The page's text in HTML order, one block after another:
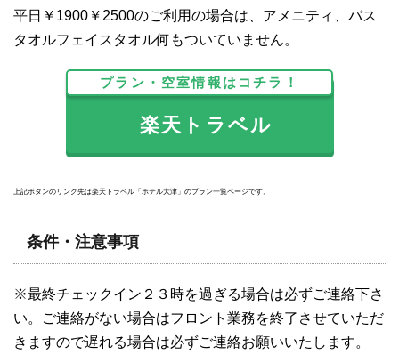
平日￥1900￥2500のご利用の場合は、アメニティ、バス
タオルフェイスタオル何もついていません。
プラン・空室情報はコチラ！
楽天トラベル
上記ボタンのリンク先は楽天トラベル「ホテル大津」のプラン一覧ページです。
条件・注意事項
※最終チェックイン２３時を過ぎる場合は必ずご連絡下さ
い。ご連絡がない場合はフロント業務を終了させていただ
きますので遅れる場合は必ずご連絡お願いいたします。